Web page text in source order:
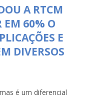
A RTCM
EM 60% O
E
DIVERSOS
é um diferencial